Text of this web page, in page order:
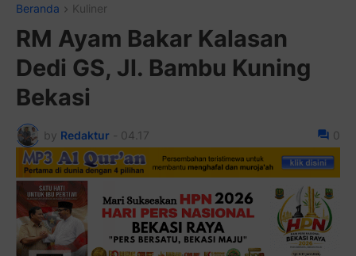
Beranda Kuliner
RM Ayam Bakar Kalasan
Dedi GS, Jl. Bambu Kuning
Bekasi
by Redaktur - 04.17 0